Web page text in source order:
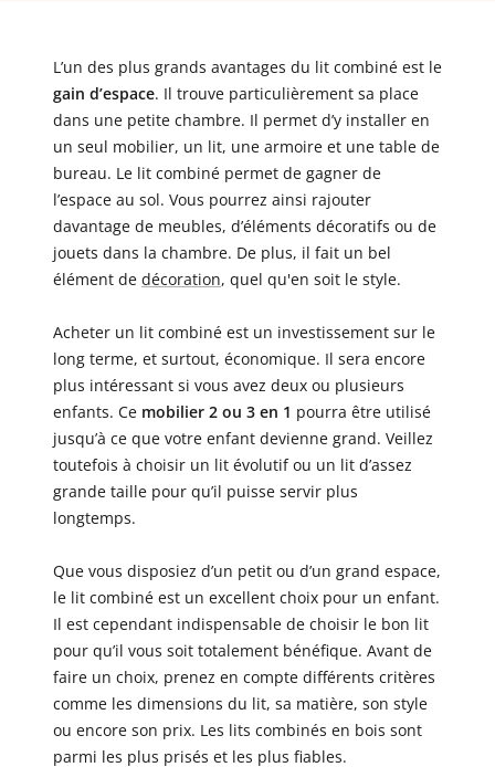
L’un des plus grands avantages du lit combiné est le
gain d’espace. Il trouve particulièrement sa place
dans une petite chambre. Il permet d’y installer en
un seul mobilier, un lit, une armoire et une table de
bureau. Le lit combiné permet de gagner de
l’espace au sol. Vous pourrez ainsi rajouter
davantage de meubles, d’éléments décoratifs ou de
jouets dans la chambre. De plus, il fait un bel
élément de décoration, quel qu'en soit le style.
Acheter un lit combiné est un investissement sur le
long terme, et surtout, économique. Il sera encore
plus intéressant si vous avez deux ou plusieurs
enfants. Ce mobilier 2 ou 3 en 1 pourra être utilisé
jusqu’à ce que votre enfant devienne grand. Veillez
toutefois à choisir un lit évolutif ou un lit d’assez
grande taille pour qu’il puisse servir plus
longtemps.
Que vous disposiez d’un petit ou d’un grand espace,
le lit combiné est un excellent choix pour un enfant.
Il est cependant indispensable de choisir le bon lit
pour qu’il vous soit totalement bénéfique. Avant de
faire un choix, prenez en compte différents critères
comme les dimensions du lit, sa matière, son style
ou encore son prix. Les lits combinés en bois sont
parmi les plus prisés et les plus fiables.